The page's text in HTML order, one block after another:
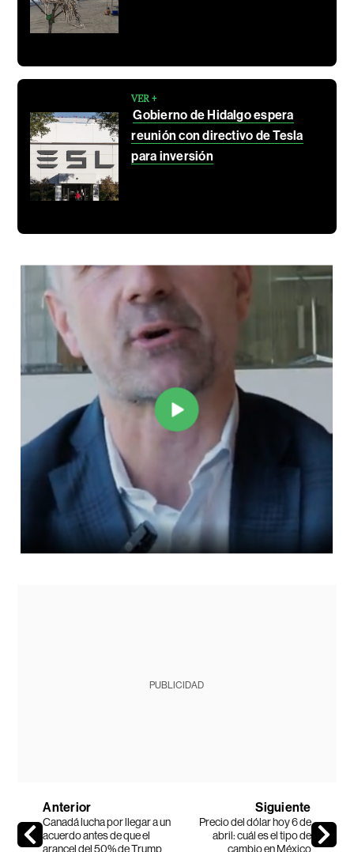
VER +
Gobierno de Hidalgo espera
reunión con directivo de Tesla
para inversión
PUBLICIDAD
Anterior
Canadá lucha por llegar a un
acuerdo antes de que el
arancel del 50% de Trump
Siguiente
Precio del dólar hoy 6 de
abril: cuál es el tipo de
cambio en México